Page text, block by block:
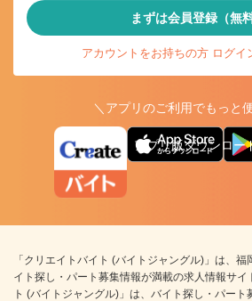
まずは会員登録（無料
アカウントをお持ちの方 ログイ
＼アプリのご利用でもっと
アプリ版ダウンロー
「クリエイトバイト (バイトジャングル)」は、
イト探し・パート募集情報が満載の求人情報サイ
ト (バイトジャングル)」は、バイト探し・パー